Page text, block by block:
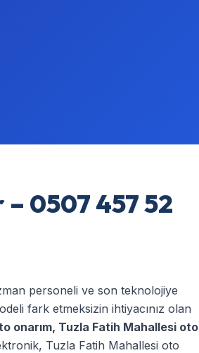
0507 457 52
personeli ve son teknolojiye
fark etmeksizin ihtiyacınız olan
onarım, Tuzla Fatih Mahallesi oto
, Tuzla Fatih Mahallesi oto